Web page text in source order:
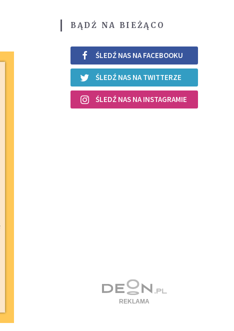
BĄDŹ NA BIEŻĄCO
ŚLEDŹ NAS NA FACEBOOKU
ŚLEDŹ NAS NA TWITTERZE
ŚLEDŹ NAS NA INSTAGRAMIE